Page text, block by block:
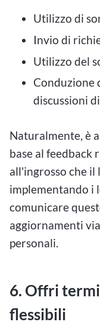
Utilizzo di
Invio di
Utilizzo del
Conduzione
discussioni
Naturalmente, è
base al feedback
all'ingrosso che il
implementando i
comunicare
aggiornamenti
personali.
6. Offri
flessibili